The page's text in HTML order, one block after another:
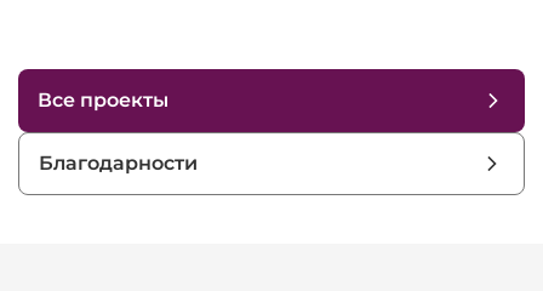
Все проекты
Благодарности